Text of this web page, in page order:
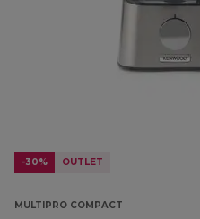
-30% OUTLET
MULTIPRO COMPACT